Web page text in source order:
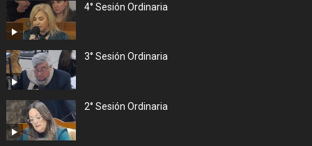
4° Sesión Ordinaria
3° Sesión Ordinaria
2° Sesión Ordinaria